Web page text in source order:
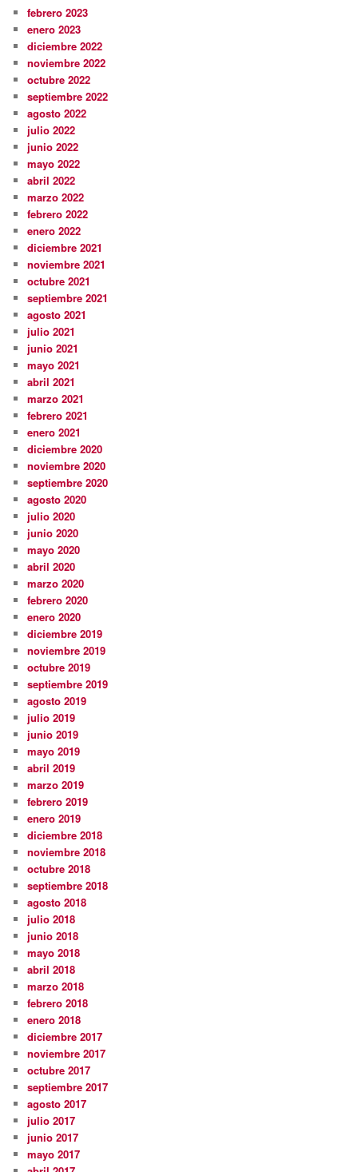
febrero 2023
enero 2023
diciembre 2022
noviembre 2022
octubre 2022
septiembre 2022
agosto 2022
julio 2022
junio 2022
mayo 2022
abril 2022
marzo 2022
febrero 2022
enero 2022
diciembre 2021
noviembre 2021
octubre 2021
septiembre 2021
agosto 2021
julio 2021
junio 2021
mayo 2021
abril 2021
marzo 2021
febrero 2021
enero 2021
diciembre 2020
noviembre 2020
septiembre 2020
agosto 2020
julio 2020
junio 2020
mayo 2020
abril 2020
marzo 2020
febrero 2020
enero 2020
diciembre 2019
noviembre 2019
octubre 2019
septiembre 2019
agosto 2019
julio 2019
junio 2019
mayo 2019
abril 2019
marzo 2019
febrero 2019
enero 2019
diciembre 2018
noviembre 2018
octubre 2018
septiembre 2018
agosto 2018
julio 2018
junio 2018
mayo 2018
abril 2018
marzo 2018
febrero 2018
enero 2018
diciembre 2017
noviembre 2017
octubre 2017
septiembre 2017
agosto 2017
julio 2017
junio 2017
mayo 2017